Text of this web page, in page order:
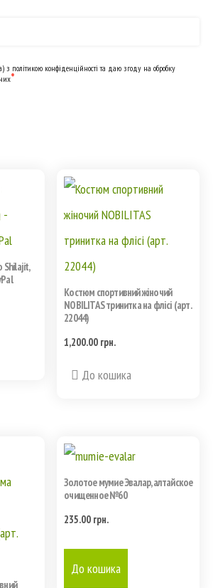
політикою конфіденційності та даю згоду на обробку
*
Shilajit,
Костюм спортивний жіночий
NOBILITAS тринитка на флісі (арт.
22044)
1,200.00 грн.
До кошика
вариаций.
Золотое мумие Эвалар, алтайское
очищенное №60
235.00 грн.
До кошика